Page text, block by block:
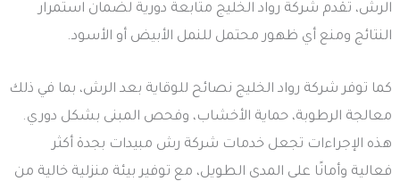
الرش، تقدم شركة رواد الخليج متابعة دورية لضمان استمرار
النتائج ومنع أي ظهور محتمل للنمل الأبيض أو الأسود.
كما توفر شركة رواد الخليج نصائح للوقاية بعد الرش، بما في ذلك
معالجة الرطوبة، حماية الأخشاب، وفحص المبنى بشكل دوري.
هذه الإجراءات تجعل خدمات شركة رش مبيدات بجدة أكثر
فعالية وأمانًا على المدى الطويل، مع توفير بيئة منزلية خالية من